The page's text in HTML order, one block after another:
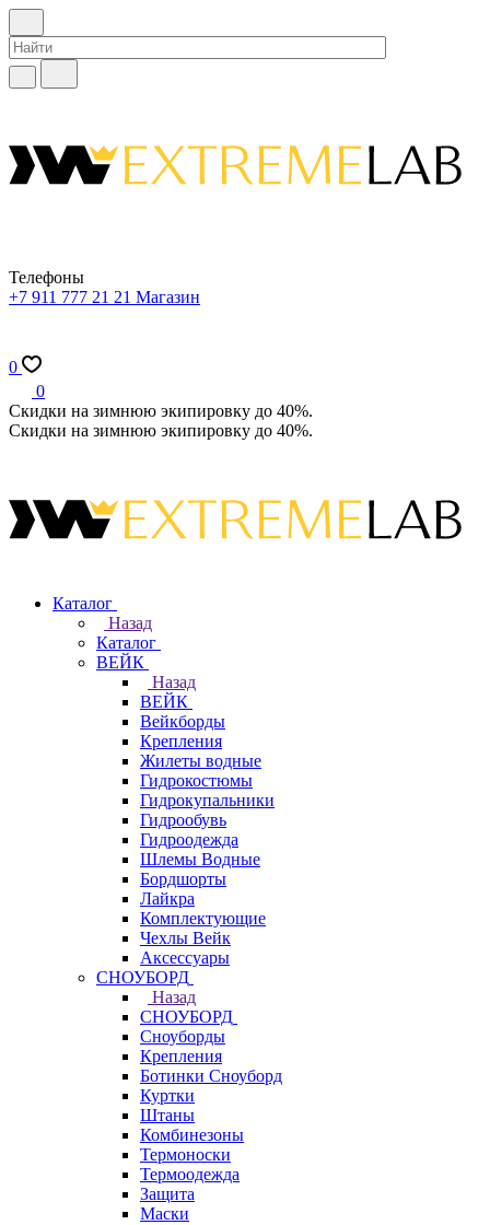
Телефоны
+7 911 777 21 21 Магазин
0
0
Скидки на зимнюю экипировку до 40%.
Скидки на зимнюю экипировку до 40%.
Каталог
Назад
Каталог
ВЕЙК
Назад
ВЕЙК
Вейкборды
Крепления
Жилеты водные
Гидрокостюмы
Гидрокупальники
Гидрообувь
Гидроодежда
Шлемы Водные
Бордшорты
Лайкра
Комплектующие
Чехлы Вейк
Аксессуары
СНОУБОРД
Назад
СНОУБОРД
Сноуборды
Крепления
Ботинки Сноуборд
Куртки
Штаны
Комбинезоны
Термоноски
Термоодежда
Защита
Маски